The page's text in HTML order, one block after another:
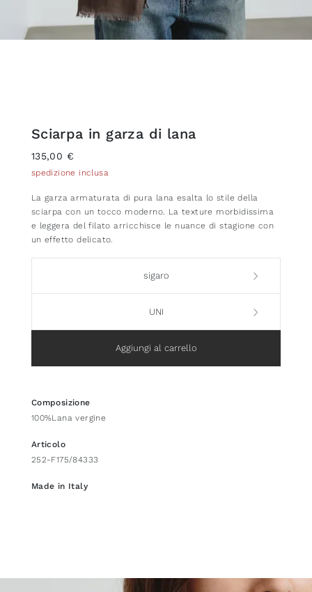
Sciarpa in garza di lana
135,00 €
spedizione inclusa
La garza armaturata di pura lana esalta lo stile della
sciarpa con un tocco moderno. La texture morbidissima
e leggera del filato arricchisce le nuance di stagione con
un effetto delicato.
sigaro
UNI
Aggiungi al carrello
Composizione
100%Lana vergine
Articolo
252-F175/84333
Made in Italy